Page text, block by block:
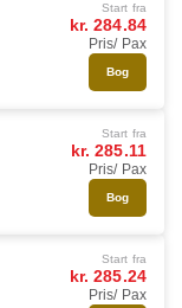
Start fra
kr. 284.84
Pris/ Pax
Bog
Start fra
kr. 285.11
Pris/ Pax
Bog
Start fra
kr. 285.24
Pris/ Pax